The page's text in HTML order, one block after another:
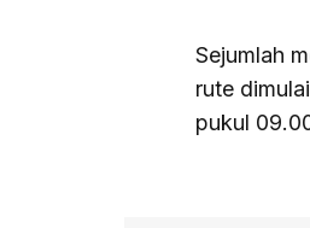
Sejumlah
rute
pukul